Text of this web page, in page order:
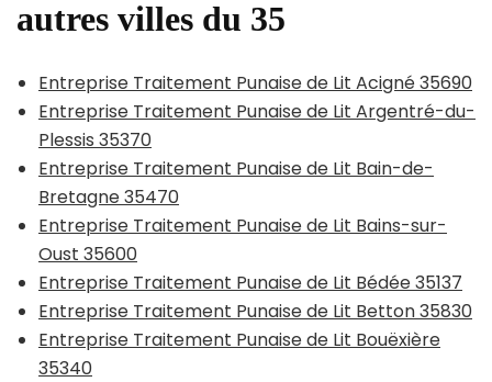
autres villes du 35
Entreprise Traitement Punaise de Lit Acigné 35690
Entreprise Traitement Punaise de Lit Argentré-du-
Plessis 35370
Entreprise Traitement Punaise de Lit Bain-de-
Bretagne 35470
Entreprise Traitement Punaise de Lit Bains-sur-
Oust 35600
Entreprise Traitement Punaise de Lit Bédée 35137
Entreprise Traitement Punaise de Lit Betton 35830
Entreprise Traitement Punaise de Lit Bouëxière
35340